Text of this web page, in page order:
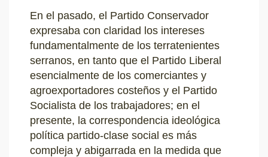
En el pasado, el Partido Conservador
expresaba con claridad los intereses
fundamentalmente de los terratenientes
serranos, en tanto que el Partido Liberal
esencialmente de los comerciantes y
agroexportadores costeños y el Partido
Socialista de los trabajadores; en el
presente, la correspondencia ideológica
política partido-clase social es más
compleja y abigarrada en la medida que